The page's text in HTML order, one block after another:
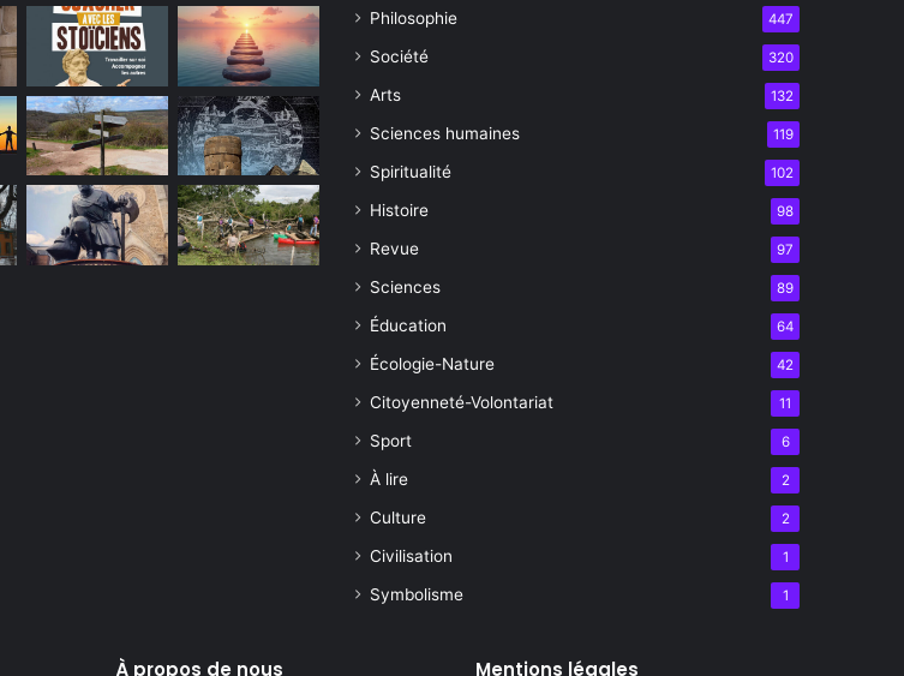
Philosophie 447
Société 320
Arts 132
Sciences humaines 119
Spiritualité 102
Histoire 98
Revue 97
Sciences 89
Éducation 64
Écologie-Nature 42
Citoyenneté-Volontariat 11
Sport 6
À lire 2
Culture 2
Civilisation 1
Symbolisme 1
À propos de nous Mentions légales